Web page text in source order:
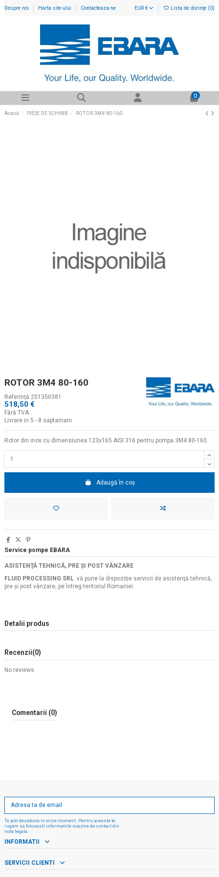
Despre noi Harta site-ului Contacteaza-ne EUR € Lista de dorințe (0)
0
Acasă PIESE DE SCHIMB ROTOR 3M4 80-160
ROTOR 3M4 80-160
Referinţă 251350381
518,50 €
Fără TVA
Livrare in 5 - 8 saptamani
Rotor din inox cu dimensiunea 123x165 AISI 316 pentru pompa 3M4 80-160.
Adaugă în coș
Service pompe EBARA
ASISTENŢĂ TEHNICĂ, PRE ŞI POST VÂNZARE
FLUID PROCESSING SRL vă pune la dispoziţie servicii de asistenţă tehnică,
pre şi post vânzare, pe întreg teritoriul Romaniei.
Detalii produs
Recenzii(0)
No reviews
Comentarii (0)
Te poti dezabona in orice moment. Pentru aceasta te
rugam sa folosesti informatiile noastre de contact din
nota legala.
INFORMATII
SERVICII CLIENTI